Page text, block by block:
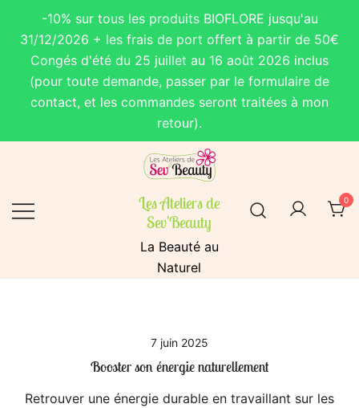
-10% sur tous les produits BIOFLORE jusqu'au
31/12/2026 + les frais de port offert à partir de 50€
Congés d'été du 25 juillet au 16 août 2026 inclus
(pour toute demande, passer par le formulaire de
contact, et les commandes seront traitées à mon
retour).
Les Ateliers de
Sev'Beauty
La Beauté au
Naturel
0
7 juin 2025
Booster son énergie naturellement
Retrouver une énergie durable en travaillant sur les